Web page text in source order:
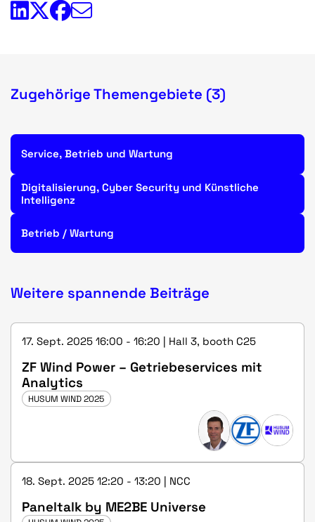
Zugehörige Themengebiete (3)
Service, Betrieb und Wartung
Digitalisierung, Cyber Security und Künstliche
Intelligenz
Betrieb / Wartung
Weitere spannende Beiträge
17. Sept. 2025 16:00 - 16:20 | Hall 3, booth C25
ZF Wind Power – Getriebeservices mit
Analytics
HUSUM WIND 2025
18. Sept. 2025 12:20 - 13:20 | NCC
Paneltalk by ME2BE Universe